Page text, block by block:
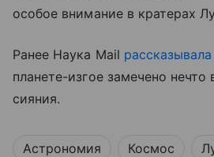
особое внимание в кратерах
Ранее Наука Mail рассказывала
планете-изгое замечено нечто
сияния.
Астрономия Космос